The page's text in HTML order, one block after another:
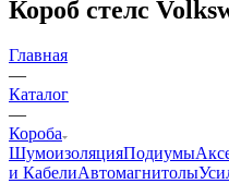
Короб стелс
Главная
—
Каталог
—
Короба
ШумоизоляцияПодиумы
и КабелиАвтомагнитолы